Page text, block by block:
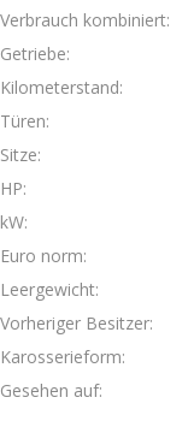
Verbrauch kombiniert
Getriebe
Kilometerstand
Türen
Sitze
HP
kW
Euro norm
Leergewicht
Vorheriger Besitzer
Karosserieform
Gesehen auf